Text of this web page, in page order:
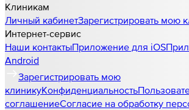
Клиникам
Личный кабинетЗарегистрировать мою
Интернет-сервис
Наши контактыПриложение для iOS
Android
Зарегистрировать мою
клиникуКонфиденциальность
соглашениеСогласие на обработку